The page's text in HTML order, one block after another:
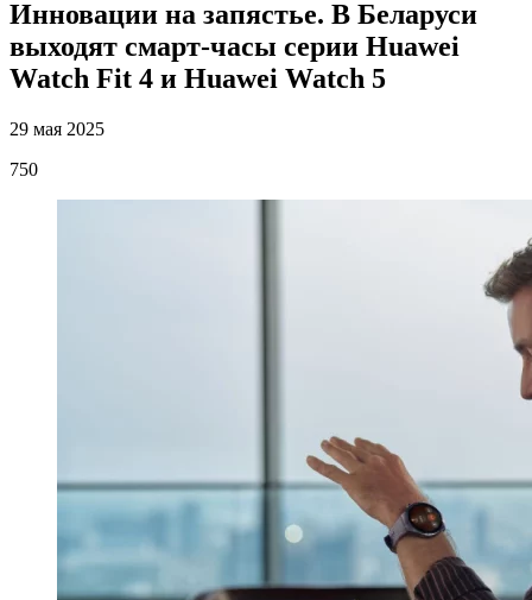
Инновации на запястье. В Беларуси
выходят смарт-часы серии Huawei
Watch Fit 4 и Huawei Watch 5
29 мая 2025
750